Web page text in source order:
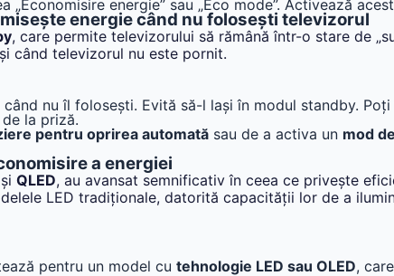
energie” sau „Eco mode”. Activează
energie când nu folosești televizorul
, care permite televizorului să rămână într-o stare de
când televizorul nu este pornit.
nu îl folosești. Evită să-l lași în modul standby.
la priză.
pentru oprirea automată sau de a activa un mod
a energiei
și QLED, au avansat semnificativ în ceea ce privește
LED tradiționale, datorită capacității lor de a
pentru un model cu tehnologie LED sau OLED,